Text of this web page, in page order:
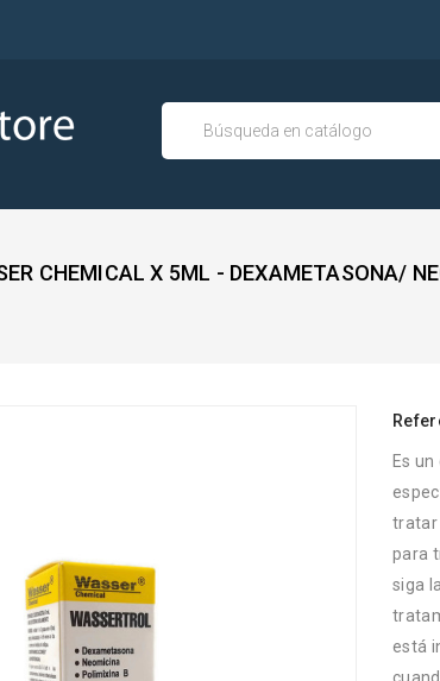
CHEMICAL X 5ML - DEXAMETASONA/
Es
tratar
para
siga
está